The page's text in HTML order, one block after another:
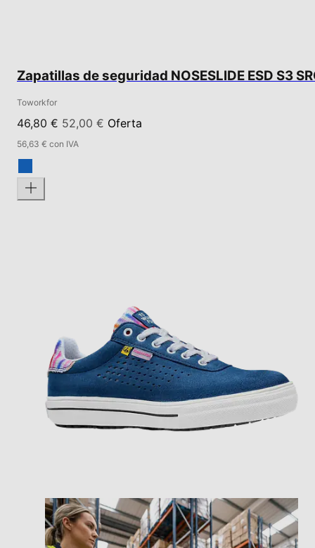
Zapatillas de seguridad NOSESLIDE ESD S3
Toworkfor
46,80 € 52,00 € Oferta
56,63 € con IVA